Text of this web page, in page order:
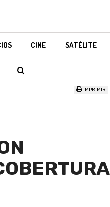
CINE SATÉLITE
IMPRIMIR